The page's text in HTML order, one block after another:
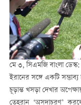
মে ৩, সিএমজি বাংলা ডেস্ক:
ইরানের সঙ্গে একটি
চূড়ান্ত খসড়া দেখার